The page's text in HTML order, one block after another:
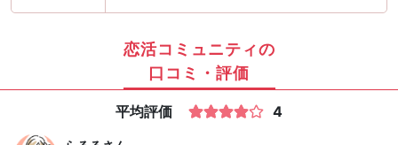
恋活コミュニティの
口コミ・評価
平均評価 4